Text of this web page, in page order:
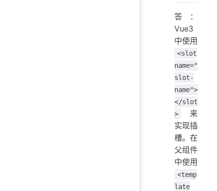
答：
Vue3
中使用
<slot
name="
slot-
name">
</slot
>
来
实现插
槽。在
父组件
中使用
<temp
late